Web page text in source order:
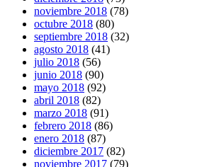
noviembre 2018 (78)
octubre 2018 (80)
septiembre 2018 (32)
agosto 2018 (41)
julio 2018 (56)
junio 2018 (90)
mayo 2018 (92)
abril 2018 (82)
marzo 2018 (91)
febrero 2018 (86)
enero 2018 (87)
diciembre 2017 (82)
noviembre 2017 (79)